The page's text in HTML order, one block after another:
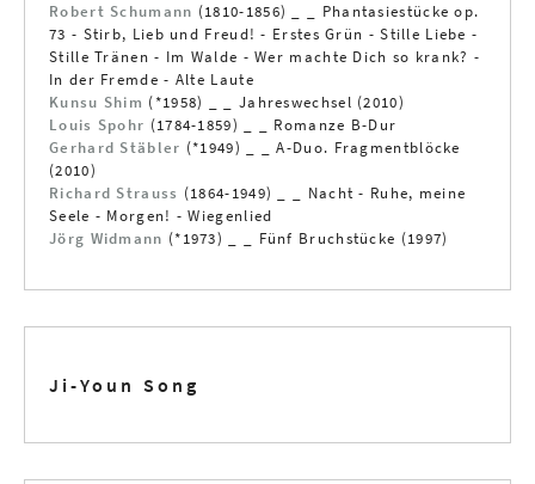
Robert Schumann (1810-1856) _ _ Phantasiestücke op.
73 - Stirb, Lieb und Freud! - Erstes Grün - Stille Liebe -
Stille Tränen - Im Walde - Wer machte Dich so krank? -
In der Fremde - Alte Laute
Kunsu Shim (*1958) _ _ Jahreswechsel (2010)
Louis Spohr (1784-1859) _ _ Romanze B-Dur
Gerhard Stäbler (*1949) _ _ A-Duo. Fragmentblöcke
(2010)
Richard Strauss (1864-1949) _ _ Nacht - Ruhe, meine
Seele - Morgen! - Wiegenlied
Jörg Widmann (*1973) _ _ Fünf Bruchstücke (1997)
Ji-Youn Song